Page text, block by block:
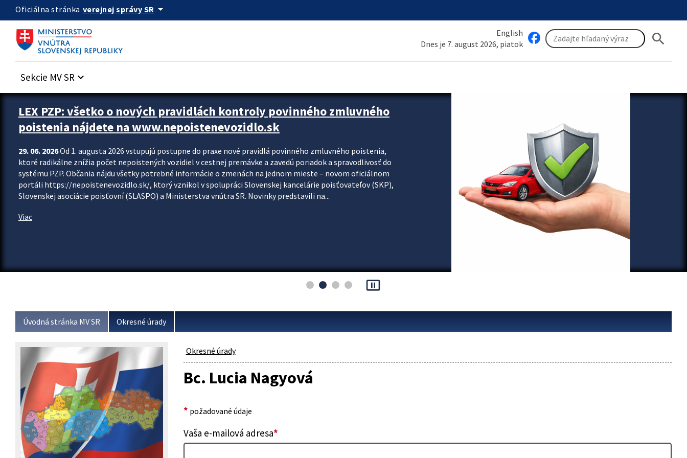
Preskocit na hlavný obsah
Oficiálna stránka verejnej správy SR arrow_drop_down
English
Dnes je 7. august 2026, piatok
search
Sekcie MV SR keyboard_arrow_down
Zastavit automatický posun upútavok
LEX PZP: všetko o nových pravidlách kontroly povinného zmluvného
poistenia nájdete na www.nepoistenevozidlo.sk
29. 06. 2026Od 1. augusta 2026 vstupujú postupne do praxe nové pravidlá povinného zmluvného poistenia,
ktoré radikálne znížia počet nepoistených vozidiel v cestnej premávke a zavedú poriadok a spravodlivosť do
systému PZP. Občania nájdu všetky potrebné informácie o zmenách na jednom mieste – novom oficiálnom
portáli https://nepoistenevozidlo.sk/, ktorý vznikol v spolupráci Slovenskej kancelárie poisťovateľov (SKP),
Slovenskej asociácie poisťovní (SLASPO) a Ministerstva vnútra SR. Novinky predstavili na...
Viac
pause_presentation
Úvodná stránka MV SR Okresné úrady
Okresné úrady
Bc. Lucia Nagyová
* požadované údaje
Vaša e-mailová adresa*